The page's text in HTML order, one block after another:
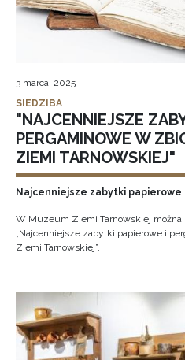
3 marca, 2025
SIEDZIBA
"NAJCENNIEJSZE
PERGAMINOWE W
ZIEMI TARNOWSKIEJ"
Najcenniejsze zabytki papierowe
W Muzeum Ziemi Tarnowskiej
„Najcenniejsze zabytki papierowe i
Ziemi Tarnowskiej”.